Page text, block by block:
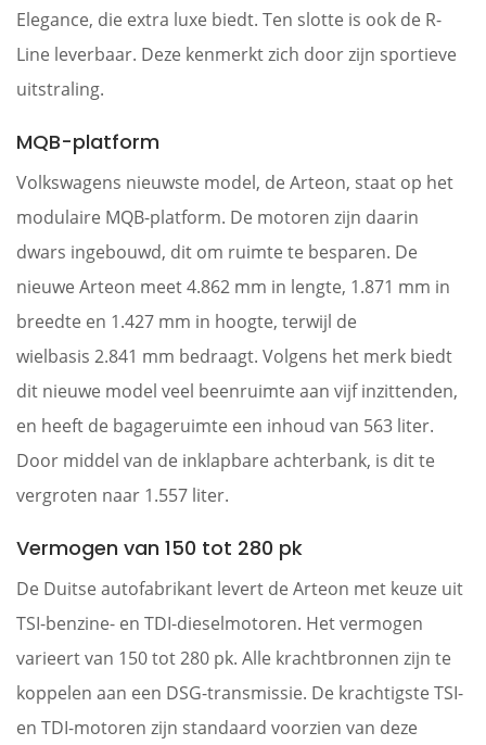
Elegance, die extra luxe biedt. Ten slotte is ook de R-
Line leverbaar. Deze kenmerkt zich door zijn sportieve
uitstraling.
MQB-platform
Volkswagens nieuwste model, de Arteon, staat op het
modulaire MQB-platform. De motoren zijn daarin
dwars ingebouwd, dit om ruimte te besparen. De
nieuwe Arteon meet 4.862 mm in lengte, 1.871 mm in
breedte en 1.427 mm in hoogte, terwijl de
wielbasis 2.841 mm bedraagt. Volgens het merk biedt
dit nieuwe model veel beenruimte aan vijf inzittenden,
en heeft de bagageruimte een inhoud van 563 liter.
Door middel van de inklapbare achterbank, is dit te
vergroten naar 1.557 liter.
Vermogen van 150 tot 280 pk
De Duitse autofabrikant levert de Arteon met keuze uit
TSI-benzine- en TDI-dieselmotoren. Het vermogen
varieert van 150 tot 280 pk. Alle krachtbronnen zijn te
koppelen aan een DSG-transmissie. De krachtigste TSI-
en TDI-motoren zijn standaard voorzien van deze